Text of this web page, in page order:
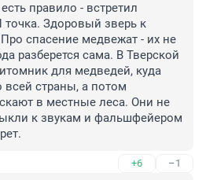
правило - встретил
точка. Здоровый зверь к
спасение медвежат - их не
разберется сама. В Тверской
для медведей, куда
всей страны, а потом
в местные леса. Они не
к звукам и фальшфейером
+6 –1